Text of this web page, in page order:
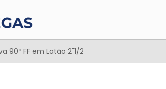
90º FF em Latão 2"1/2